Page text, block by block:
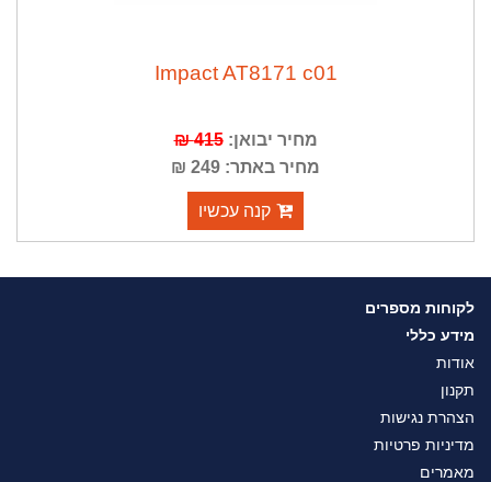
Impact AT8171 c01
מחיר יבואן:415 ₪
מחיר באתר: 249 ₪
קנה עכשיו
לקוחות מספרים
מידע כללי
אודות
תקנון
הצהרת נגישות
מדיניות פרטיות
מאמרים